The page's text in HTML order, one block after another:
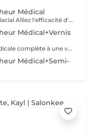
Médical
Pédicure Médicale Fraîcheur Effet Glacial Alliez l'efficacité d'une pédicure médicale complète à une véritable vague de fraîcheur intense. Ce soin approfondi des pieds associe le travail des ongles, cuticules, callosités et zones rugueuses à un gommage au sel et à l'amande douce, un bain effervescent relaxant et rafraîchissant, puis un soin à l'effet glacial appliqué jusqu'aux mollets. Une sensation de froid intense et revigorante, idéale pour retrouver des pieds parfaitement soignés tout en profitant d'un véritable moment de fraîcheur et de confort. Des pieds profondément soignés, doux et confortables, enveloppés d'une sensation glaciale irrésistible.
Médical+Vernis
Alliez l'efficacité d'une pédicure médicale complète à une véritable vague de fraîcheur intense, sublimée par la pose d'un vernis classique. Ce soin approfondi associe le travail des ongles, cuticules, callosités et zones rugueuses à un gommage au sel et à l'amande douce, un bain effervescent relaxant et rafraîchissant, puis un soin à l'effet glacial appliqué jusqu'aux mollets. Une sensation de froid intense et revigorante, idéale pour retrouver des pieds parfaitement soignés tout en profitant d'un véritable moment de fraîcheur. Des pieds profondément soignés, doux, élégamment vernis et enveloppés d'une sensation glaciale irrésistible.
Médical+Semi-